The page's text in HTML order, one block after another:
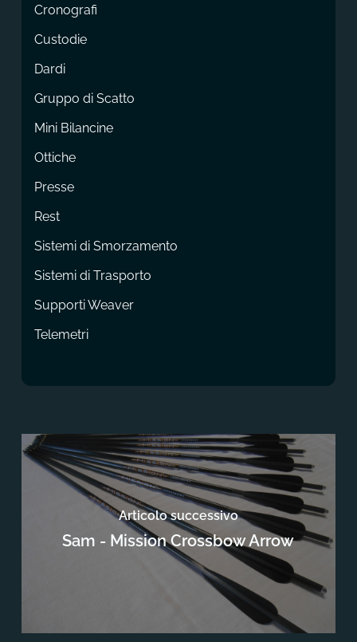
Cronografi
Custodie
Dardi
Gruppo di Scatto
Mini Bilancine
Ottiche
Presse
Rest
Sistemi di Smorzamento
Sistemi di Trasporto
Supporti Weaver
Telemetri
Articolo successivo
Sam - Mission Crossbow Arrow